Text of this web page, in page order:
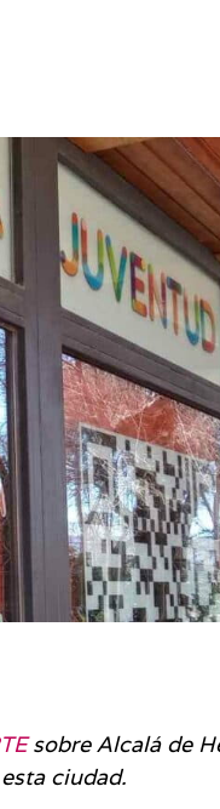
sobre Alcalá de
ciudad.